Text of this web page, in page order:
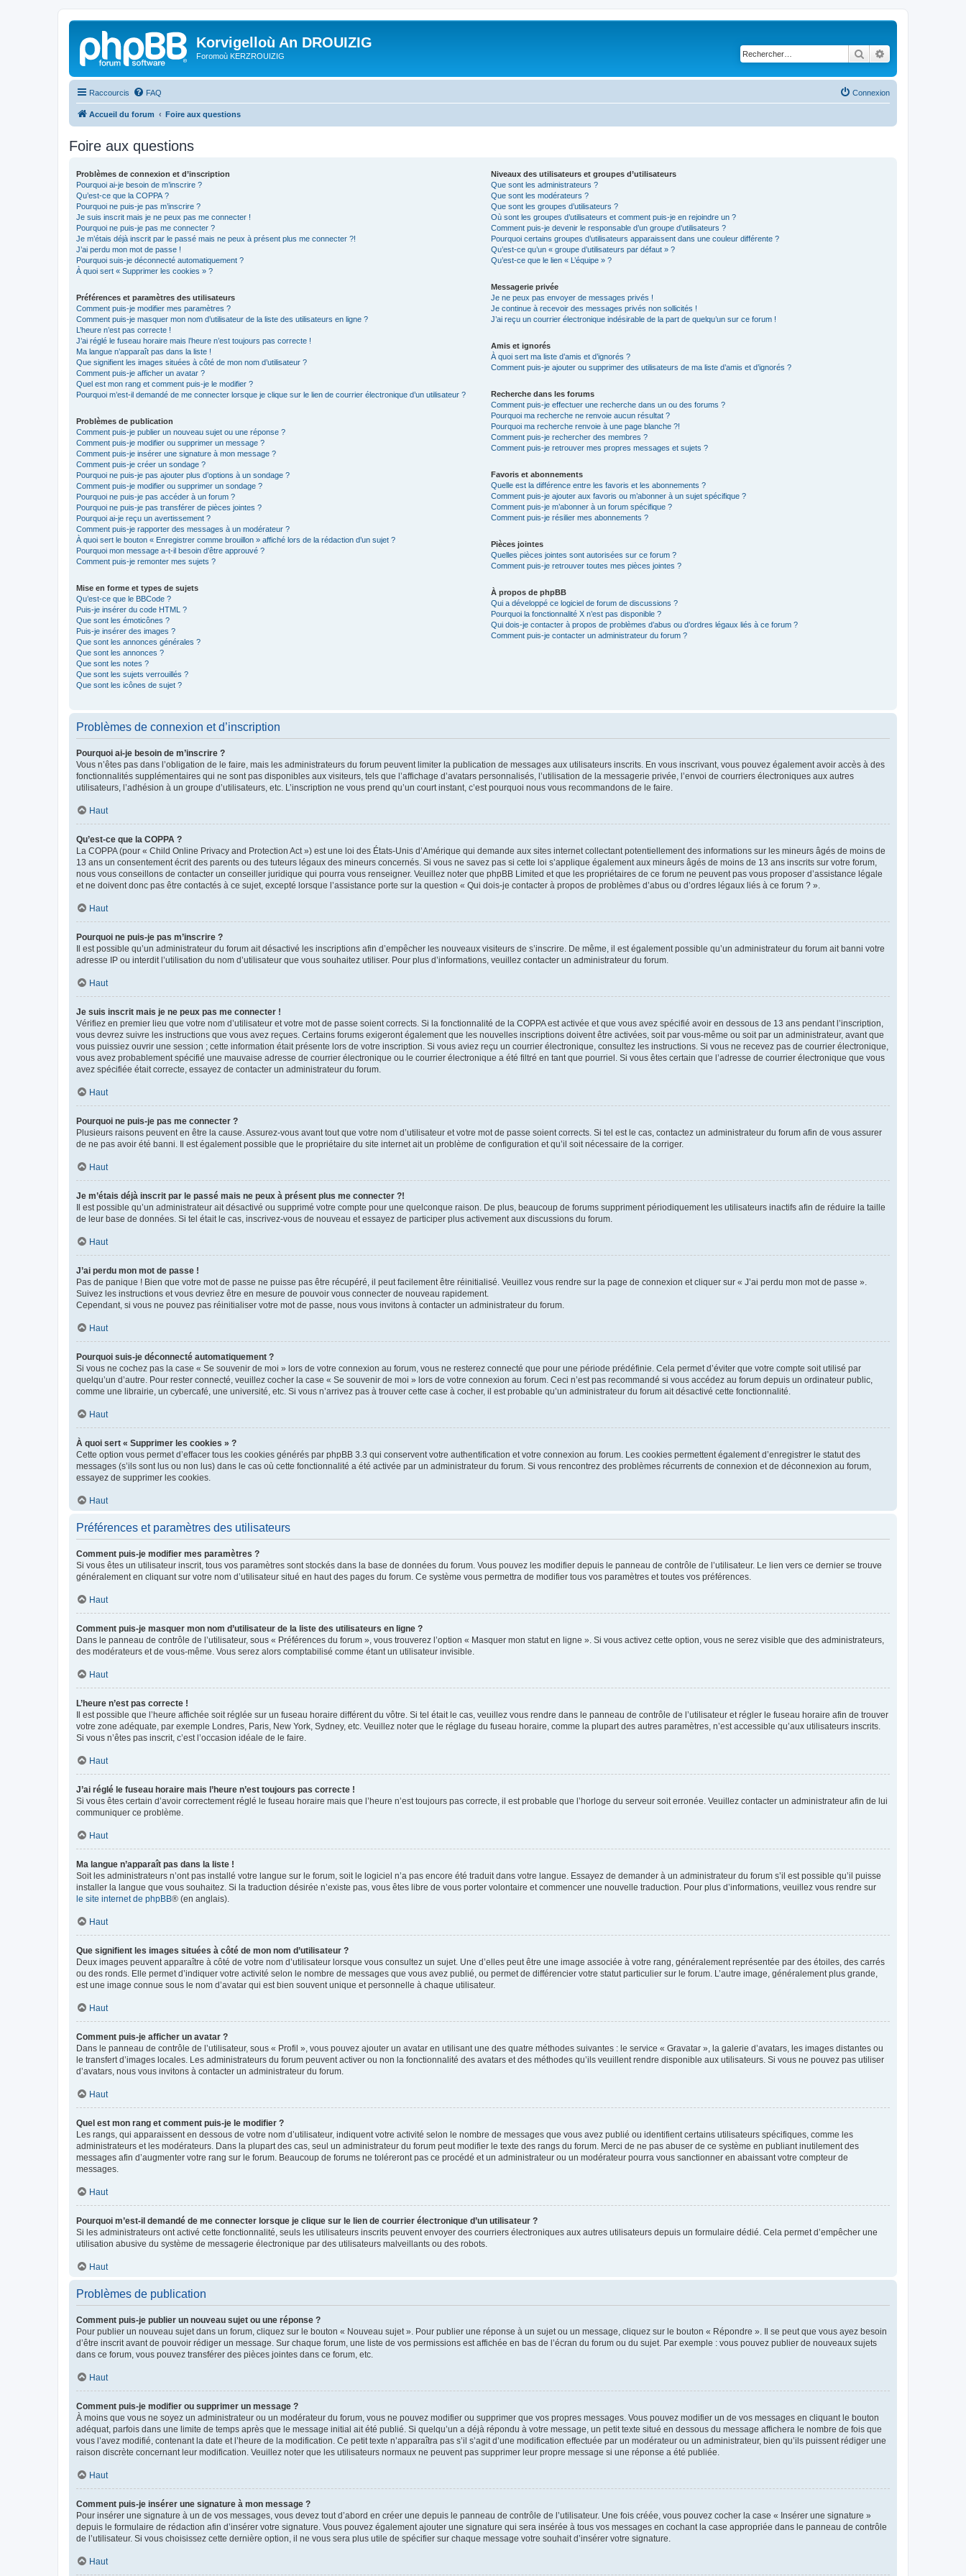
Korvigelloù An DROUIZIG
Foromoù KERZROUIZIG Rechercher
Raccourcis FAQ Connexion
Accueil du forum Foire aux questions
Foire aux questions
Problèmes de connexion et d’inscription
Pourquoi ai-je besoin de m’inscrire ?
Qu’est-ce que la COPPA ?
Pourquoi ne puis-je pas m’inscrire ?
Je suis inscrit mais je ne peux pas me connecter !
Pourquoi ne puis-je pas me connecter ?
Je m’étais déjà inscrit par le passé mais ne peux à présent plus me connecter ?!
J’ai perdu mon mot de passe !
Pourquoi suis-je déconnecté automatiquement ?
À quoi sert « Supprimer les cookies » ?
Préférences et paramètres des utilisateurs
Comment puis-je modifier mes paramètres ?
Comment puis-je masquer mon nom d’utilisateur de la liste des utilisateurs en ligne ?
L’heure n’est pas correcte !
J’ai réglé le fuseau horaire mais l’heure n’est toujours pas correcte !
Ma langue n’apparaît pas dans la liste !
Que signifient les images situées à côté de mon nom d’utilisateur ?
Comment puis-je afficher un avatar ?
Quel est mon rang et comment puis-je le modifier ?
Pourquoi m’est-il demandé de me connecter lorsque je clique sur le lien de courrier électronique d’un utilisateur ?
Problèmes de publication
Comment puis-je publier un nouveau sujet ou une réponse ?
Comment puis-je modifier ou supprimer un message ?
Comment puis-je insérer une signature à mon message ?
Comment puis-je créer un sondage ?
Pourquoi ne puis-je pas ajouter plus d’options à un sondage ?
Comment puis-je modifier ou supprimer un sondage ?
Pourquoi ne puis-je pas accéder à un forum ?
Pourquoi ne puis-je pas transférer de pièces jointes ?
Pourquoi ai-je reçu un avertissement ?
Comment puis-je rapporter des messages à un modérateur ?
À quoi sert le bouton « Enregistrer comme brouillon » affiché lors de la rédaction d’un sujet ?
Pourquoi mon message a-t-il besoin d’être approuvé ?
Comment puis-je remonter mes sujets ?
Mise en forme et types de sujets
Qu’est-ce que le BBCode ?
Puis-je insérer du code HTML ?
Que sont les émoticônes ?
Puis-je insérer des images ?
Que sont les annonces générales ?
Que sont les annonces ?
Que sont les notes ?
Que sont les sujets verrouillés ?
Que sont les icônes de sujet ?
Niveaux des utilisateurs et groupes d’utilisateurs
Que sont les administrateurs ?
Que sont les modérateurs ?
Que sont les groupes d’utilisateurs ?
Où sont les groupes d’utilisateurs et comment puis-je en rejoindre un ?
Comment puis-je devenir le responsable d’un groupe d’utilisateurs ?
Pourquoi certains groupes d’utilisateurs apparaissent dans une couleur différente ?
Qu’est-ce qu’un « groupe d’utilisateurs par défaut » ?
Qu’est-ce que le lien « L’équipe » ?
Messagerie privée
Je ne peux pas envoyer de messages privés !
Je continue à recevoir des messages privés non sollicités !
J’ai reçu un courrier électronique indésirable de la part de quelqu’un sur ce forum !
Amis et ignorés
À quoi sert ma liste d’amis et d’ignorés ?
Comment puis-je ajouter ou supprimer des utilisateurs de ma liste d’amis et d’ignorés ?
Recherche dans les forums
Comment puis-je effectuer une recherche dans un ou des forums ?
Pourquoi ma recherche ne renvoie aucun résultat ?
Pourquoi ma recherche renvoie à une page blanche ?!
Comment puis-je rechercher des membres ?
Comment puis-je retrouver mes propres messages et sujets ?
Favoris et abonnements
Quelle est la différence entre les favoris et les abonnements ?
Comment puis-je ajouter aux favoris ou m’abonner à un sujet spécifique ?
Comment puis-je m’abonner à un forum spécifique ?
Comment puis-je résilier mes abonnements ?
Pièces jointes
Quelles pièces jointes sont autorisées sur ce forum ?
Comment puis-je retrouver toutes mes pièces jointes ?
À propos de phpBB
Qui a développé ce logiciel de forum de discussions ?
Pourquoi la fonctionnalité X n’est pas disponible ?
Qui dois-je contacter à propos de problèmes d’abus ou d’ordres légaux liés à ce forum ?
Comment puis-je contacter un administrateur du forum ?
Problèmes de connexion et d’inscription
Pourquoi ai-je besoin de m’inscrire ?
Vous n’êtes pas dans l’obligation de le faire, mais les administrateurs du forum peuvent limiter la publication de messages aux utilisateurs inscrits. En vous inscrivant, vous pouvez également avoir accès à des
fonctionnalités supplémentaires qui ne sont pas disponibles aux visiteurs, tels que l’affichage d’avatars personnalisés, l’utilisation de la messagerie privée, l’envoi de courriers électroniques aux autres
utilisateurs, l’adhésion à un groupe d’utilisateurs, etc. L’inscription ne vous prend qu’un court instant, c’est pourquoi nous vous recommandons de le faire.
Haut
Qu’est-ce que la COPPA ?
La COPPA (pour « Child Online Privacy and Protection Act ») est une loi des États-Unis d’Amérique qui demande aux sites internet collectant potentiellement des informations sur les mineurs âgés de moins de
13 ans un consentement écrit des parents ou des tuteurs légaux des mineurs concernés. Si vous ne savez pas si cette loi s’applique également aux mineurs âgés de moins de 13 ans inscrits sur votre forum,
nous vous conseillons de contacter un conseiller juridique qui pourra vous renseigner. Veuillez noter que phpBB Limited et que les propriétaires de ce forum ne peuvent pas vous proposer d’assistance légale
et ne doivent donc pas être contactés à ce sujet, excepté lorsque l’assistance porte sur la question « Qui dois-je contacter à propos de problèmes d’abus ou d’ordres légaux liés à ce forum ? ».
Haut
Pourquoi ne puis-je pas m’inscrire ?
Il est possible qu’un administrateur du forum ait désactivé les inscriptions afin d’empêcher les nouveaux visiteurs de s’inscrire. De même, il est également possible qu’un administrateur du forum ait banni votre
adresse IP ou interdit l’utilisation du nom d’utilisateur que vous souhaitez utiliser. Pour plus d’informations, veuillez contacter un administrateur du forum.
Haut
Je suis inscrit mais je ne peux pas me connecter !
Vérifiez en premier lieu que votre nom d’utilisateur et votre mot de passe soient corrects. Si la fonctionnalité de la COPPA est activée et que vous avez spécifié avoir en dessous de 13 ans pendant l’inscription,
vous devrez suivre les instructions que vous avez reçues. Certains forums exigeront également que les nouvelles inscriptions doivent être activées, soit par vous-même ou soit par un administrateur, avant que
vous puissiez ouvrir une session ; cette information était présente lors de votre inscription. Si vous aviez reçu un courrier électronique, consultez les instructions. Si vous ne recevez pas de courrier électronique,
vous avez probablement spécifié une mauvaise adresse de courrier électronique ou le courrier électronique a été filtré en tant que pourriel. Si vous êtes certain que l’adresse de courrier électronique que vous
avez spécifiée était correcte, essayez de contacter un administrateur du forum.
Haut
Pourquoi ne puis-je pas me connecter ?
Plusieurs raisons peuvent en être la cause. Assurez-vous avant tout que votre nom d’utilisateur et votre mot de passe soient corrects. Si tel est le cas, contactez un administrateur du forum afin de vous assurer
de ne pas avoir été banni. Il est également possible que le propriétaire du site internet ait un problème de configuration et qu’il soit nécessaire de la corriger.
Haut
Je m’étais déjà inscrit par le passé mais ne peux à présent plus me connecter ?!
Il est possible qu’un administrateur ait désactivé ou supprimé votre compte pour une quelconque raison. De plus, beaucoup de forums suppriment périodiquement les utilisateurs inactifs afin de réduire la taille
de leur base de données. Si tel était le cas, inscrivez-vous de nouveau et essayez de participer plus activement aux discussions du forum.
Haut
J’ai perdu mon mot de passe !
Pas de panique ! Bien que votre mot de passe ne puisse pas être récupéré, il peut facilement être réinitialisé. Veuillez vous rendre sur la page de connexion et cliquer sur « J’ai perdu mon mot de passe ».
Suivez les instructions et vous devriez être en mesure de pouvoir vous connecter de nouveau rapidement.
Cependant, si vous ne pouvez pas réinitialiser votre mot de passe, nous vous invitons à contacter un administrateur du forum.
Haut
Pourquoi suis-je déconnecté automatiquement ?
Si vous ne cochez pas la case « Se souvenir de moi » lors de votre connexion au forum, vous ne resterez connecté que pour une période prédéfinie. Cela permet d’éviter que votre compte soit utilisé par
quelqu’un d’autre. Pour rester connecté, veuillez cocher la case « Se souvenir de moi » lors de votre connexion au forum. Ceci n’est pas recommandé si vous accédez au forum depuis un ordinateur public,
comme une librairie, un cybercafé, une université, etc. Si vous n’arrivez pas à trouver cette case à cocher, il est probable qu’un administrateur du forum ait désactivé cette fonctionnalité.
Haut
À quoi sert « Supprimer les cookies » ?
Cette option vous permet d’effacer tous les cookies générés par phpBB 3.3 qui conservent votre authentification et votre connexion au forum. Les cookies permettent également d’enregistrer le statut des
messages (s’ils sont lus ou non lus) dans le cas où cette fonctionnalité a été activée par un administrateur du forum. Si vous rencontrez des problèmes récurrents de connexion et de déconnexion au forum,
essayez de supprimer les cookies.
Haut
Préférences et paramètres des utilisateurs
Comment puis-je modifier mes paramètres ?
Si vous êtes un utilisateur inscrit, tous vos paramètres sont stockés dans la base de données du forum. Vous pouvez les modifier depuis le panneau de contrôle de l’utilisateur. Le lien vers ce dernier se trouve
généralement en cliquant sur votre nom d’utilisateur situé en haut des pages du forum. Ce système vous permettra de modifier tous vos paramètres et toutes vos préférences.
Haut
Comment puis-je masquer mon nom d’utilisateur de la liste des utilisateurs en ligne ?
Dans le panneau de contrôle de l’utilisateur, sous « Préférences du forum », vous trouverez l’option « Masquer mon statut en ligne ». Si vous activez cette option, vous ne serez visible que des administrateurs,
des modérateurs et de vous-même. Vous serez alors comptabilisé comme étant un utilisateur invisible.
Haut
L’heure n’est pas correcte !
Il est possible que l’heure affichée soit réglée sur un fuseau horaire différent du vôtre. Si tel était le cas, veuillez vous rendre dans le panneau de contrôle de l’utilisateur et régler le fuseau horaire afin de trouver
votre zone adéquate, par exemple Londres, Paris, New York, Sydney, etc. Veuillez noter que le réglage du fuseau horaire, comme la plupart des autres paramètres, n’est accessible qu’aux utilisateurs inscrits.
Si vous n’êtes pas inscrit, c’est l’occasion idéale de le faire.
Haut
J’ai réglé le fuseau horaire mais l’heure n’est toujours pas correcte !
Si vous êtes certain d’avoir correctement réglé le fuseau horaire mais que l’heure n’est toujours pas correcte, il est probable que l’horloge du serveur soit erronée. Veuillez contacter un administrateur afin de lui
communiquer ce problème.
Haut
Ma langue n’apparaît pas dans la liste !
Soit les administrateurs n’ont pas installé votre langue sur le forum, soit le logiciel n’a pas encore été traduit dans votre langue. Essayez de demander à un administrateur du forum s’il est possible qu’il puisse
installer la langue que vous souhaitez. Si la traduction désirée n’existe pas, vous êtes libre de vous porter volontaire et commencer une nouvelle traduction. Pour plus d’informations, veuillez vous rendre sur
le site internet de phpBB® (en anglais).
Haut
Que signifient les images situées à côté de mon nom d’utilisateur ?
Deux images peuvent apparaître à côté de votre nom d’utilisateur lorsque vous consultez un sujet. Une d’elles peut être une image associée à votre rang, généralement représentée par des étoiles, des carrés
ou des ronds. Elle permet d’indiquer votre activité selon le nombre de messages que vous avez publié, ou permet de différencier votre statut particulier sur le forum. L’autre image, généralement plus grande,
est une image connue sous le nom d’avatar qui est bien souvent unique et personnelle à chaque utilisateur.
Haut
Comment puis-je afficher un avatar ?
Dans le panneau de contrôle de l’utilisateur, sous « Profil », vous pouvez ajouter un avatar en utilisant une des quatre méthodes suivantes : le service « Gravatar », la galerie d’avatars, les images distantes ou
le transfert d’images locales. Les administrateurs du forum peuvent activer ou non la fonctionnalité des avatars et des méthodes qu’ils veuillent rendre disponible aux utilisateurs. Si vous ne pouvez pas utiliser
d’avatars, nous vous invitons à contacter un administrateur du forum.
Haut
Quel est mon rang et comment puis-je le modifier ?
Les rangs, qui apparaissent en dessous de votre nom d’utilisateur, indiquent votre activité selon le nombre de messages que vous avez publié ou identifient certains utilisateurs spécifiques, comme les
administrateurs et les modérateurs. Dans la plupart des cas, seul un administrateur du forum peut modifier le texte des rangs du forum. Merci de ne pas abuser de ce système en publiant inutilement des
messages afin d’augmenter votre rang sur le forum. Beaucoup de forums ne toléreront pas ce procédé et un administrateur ou un modérateur pourra vous sanctionner en abaissant votre compteur de
messages.
Haut
Pourquoi m’est-il demandé de me connecter lorsque je clique sur le lien de courrier électronique d’un utilisateur ?
Si les administrateurs ont activé cette fonctionnalité, seuls les utilisateurs inscrits peuvent envoyer des courriers électroniques aux autres utilisateurs depuis un formulaire dédié. Cela permet d’empêcher une
utilisation abusive du système de messagerie électronique par des utilisateurs malveillants ou des robots.
Haut
Problèmes de publication
Comment puis-je publier un nouveau sujet ou une réponse ?
Pour publier un nouveau sujet dans un forum, cliquez sur le bouton « Nouveau sujet ». Pour publier une réponse à un sujet ou un message, cliquez sur le bouton « Répondre ». Il se peut que vous ayez besoin
d’être inscrit avant de pouvoir rédiger un message. Sur chaque forum, une liste de vos permissions est affichée en bas de l’écran du forum ou du sujet. Par exemple : vous pouvez publier de nouveaux sujets
dans ce forum, vous pouvez transférer des pièces jointes dans ce forum, etc.
Haut
Comment puis-je modifier ou supprimer un message ?
À moins que vous ne soyez un administrateur ou un modérateur du forum, vous ne pouvez modifier ou supprimer que vos propres messages. Vous pouvez modifier un de vos messages en cliquant le bouton
adéquat, parfois dans une limite de temps après que le message initial ait été publié. Si quelqu’un a déjà répondu à votre message, un petit texte situé en dessous du message affichera le nombre de fois que
vous l’avez modifié, contenant la date et l’heure de la modification. Ce petit texte n’apparaîtra pas s’il s’agit d’une modification effectuée par un modérateur ou un administrateur, bien qu’ils puissent rédiger une
raison discrète concernant leur modification. Veuillez noter que les utilisateurs normaux ne peuvent pas supprimer leur propre message si une réponse a été publiée.
Haut
Comment puis-je insérer une signature à mon message ?
Pour insérer une signature à un de vos messages, vous devez tout d’abord en créer une depuis le panneau de contrôle de l’utilisateur. Une fois créée, vous pouvez cocher la case « Insérer une signature »
depuis le formulaire de rédaction afin d’insérer votre signature. Vous pouvez également ajouter une signature qui sera insérée à tous vos messages en cochant la case appropriée dans le panneau de contrôle
de l’utilisateur. Si vous choisissez cette dernière option, il ne vous sera plus utile de spécifier sur chaque message votre souhait d’insérer votre signature.
Haut